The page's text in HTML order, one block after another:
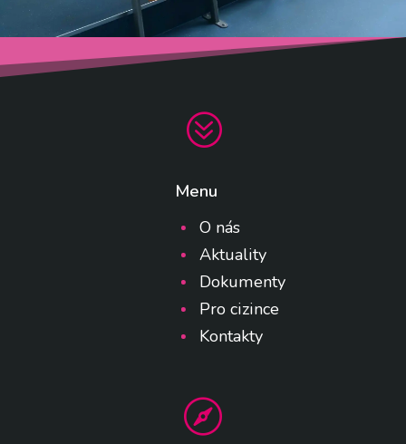
?
Menu
O nás
Aktuality
Dokumenty
Pro cizince
Kontakty
